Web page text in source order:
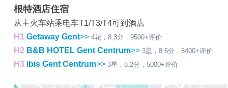
根特酒店住宿
从主火车站乘电车T1/T3/T4可到酒店
H1 Getaway Gent>> 4花，8.3分，9500+评价
H2 B&B HOTEL Gent Centrum>> 3星，8.6分，8400+评价
H3 ibis Gent Centrum>> 3星，8.2分，5000+评价